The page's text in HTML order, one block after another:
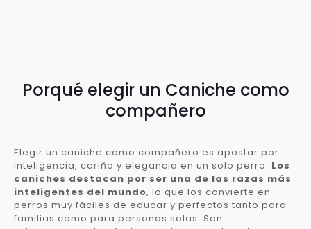
Porqué elegir un Caniche como
compañero
Elegir un caniche como compañero es apostar por
inteligencia, cariño y elegancia en un solo perro. Los
caniches destacan por ser una de las razas más
inteligentes del mundo, lo que los convierte en
perros muy fáciles de educar y perfectos tanto para
familias como para personas solas. Son